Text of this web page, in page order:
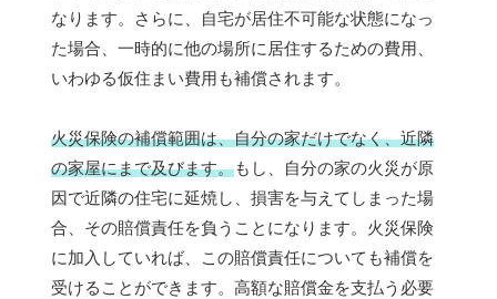
なります。さらに、自宅が居住不可能な状態になっ
た場合、一時的に他の場所に居住するための費用、
いわゆる仮住まい費用も補償されます。
火災保険の補償範囲は、自分の家だけでなく、近隣
の家屋にまで及びます。もし、自分の家の火災が原
因で近隣の住宅に延焼し、損害を与えてしまった場
合、その賠償責任を負うことになります。火災保険
に加入していれば、この賠償責任についても補償を
受けることができます。高額な賠償金を支払う必要